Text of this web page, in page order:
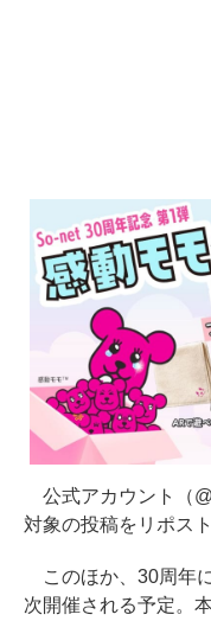
公式アカウント（
対象の投稿をリポス
このほか、30周年
次開催される予定。